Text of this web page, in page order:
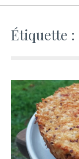
Étiquette :